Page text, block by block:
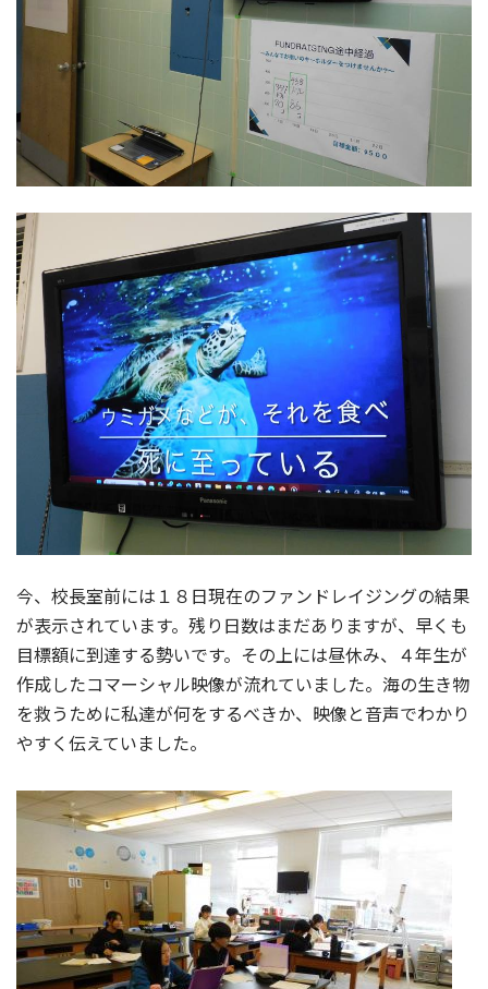
今、校長室前には１８日現在のファンドレイジングの結果
が表示されています。残り日数はまだありますが、早くも
目標額に到達する勢いです。その上には昼休み、４年生が
作成したコマーシャル映像が流れていました。海の生き物
を救うために私達が何をするべきか、映像と音声でわかり
やすく伝えていました。